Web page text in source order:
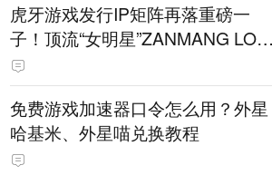
虎牙游戏发行IP矩阵再落重磅一
子！顶流“女明星”ZANMANG LOO
PY 正版3D消除手游《消消奇遇》
惊喜曝光
免费游戏加速器口令怎么用？外星
哈基米、外星喵兑换教程